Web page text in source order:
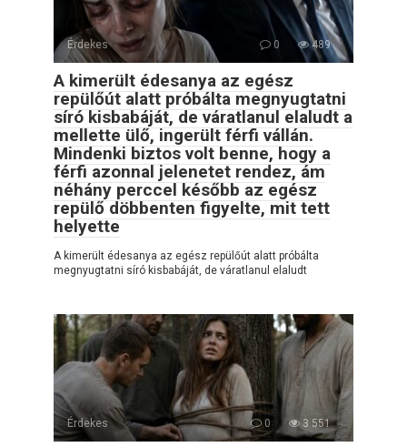
Érdekes 0 489
A kimerült édesanya az egész
repülőút alatt próbálta megnyugtatni
síró kisbabáját, de váratlanul elaludt a
mellette ülő, ingerült férfi vállán.
Mindenki biztos volt benne, hogy a
férfi azonnal jelenetet rendez, ám
néhány perccel később az egész
repülő döbbenten figyelte, mit tett
helyette
A kimerült édesanya az egész repülőút alatt próbálta
megnyugtatni síró kisbabáját, de váratlanul elaludt
Érdekes 0 3 551